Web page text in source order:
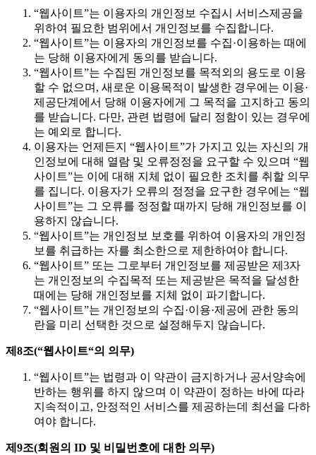
“웹사이트”는 이용자의 개인정보 수집시 서비스제공을
위하여 필요한 범위에서 개인정보를 수집합니다.
“웹사이트”는 이용자의 개인정보를 수집·이용하는 때에
는 당해 이용자에게 동의를 받습니다.
“웹사이트”는 수집된 개인정보를 목적외의 용도로 이용
할 수 없으며, 새로운 이용목적이 발생한 경우에는 이용·
제공단계에서 당해 이용자에게 그 목적을 고지하고 동의
를 받습니다. 다만, 관련 법령에 달리 정함이 있는 경우에
는 예외로 합니다.
이용자는 언제든지 “웹사이트”가 가지고 있는 자신의 개
인정보에 대해 열람 및 오류정정을 요구할 수 있으며 “웹
사이트”는 이에 대해 지체 없이 필요한 조치를 취할 의무
를 집니다. 이용자가 오류의 정정을 요구한 경우에는 “웹
사이트”는 그 오류를 정정할 때까지 당해 개인정보를 이
용하지 않습니다.
“웹사이트”는 개인정보 보호를 위하여 이용자의 개인정
보를 취급하는 자를 최소한으로 제한하여야 합니다.
“웹사이트” 또는 그로부터 개인정보를 제공받은 제3자
는 개인정보의 수집목적 또는 제공받은 목적을 달성한
때에는 당해 개인정보를 지체 없이 파기합니다.
“웹사이트”는 개인정보의 수집·이용·제공에 관한 동의
란을 미리 선택한 것으로 설정해두지 않습니다.
제8조(“웹사이트“의 의무)
“웹사이트”는 법령과 이 약관이 금지하거나 공서양속에
반하는 행위를 하지 않으며 이 약관이 정하는 바에 따라
지속적이고, 안정적인 서비스를 제공하는데 최선을 다하
여야 합니다.
제9조(회원의 ID 및 비밀번호에 대한 의무)